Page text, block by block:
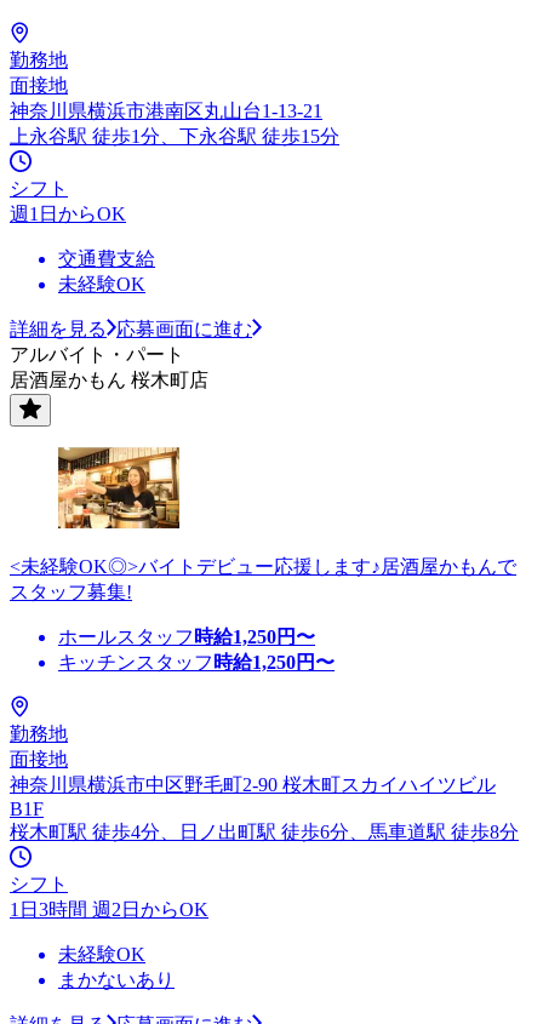
勤務地
面接地
神奈川県横浜市港南区丸山台1-13-21
上永谷駅 徒歩1分、下永谷駅 徒歩15分
シフト
週1日からOK
交通費支給
未経験OK
詳細を見る
応募画面に進む
アルバイト・パート
居酒屋かもん 桜木町店
<未経験OK◎>バイトデビュー応援します♪居酒屋かもんで
スタッフ募集!
ホールスタッフ 時給1,250円〜
キッチンスタッフ 時給1,250円〜
勤務地
面接地
神奈川県横浜市中区野毛町2-90 桜木町スカイハイツビル
B1F
桜木町駅 徒歩4分、日ノ出町駅 徒歩6分、馬車道駅 徒歩8分
シフト
1日3時間 週2日からOK
未経験OK
まかないあり